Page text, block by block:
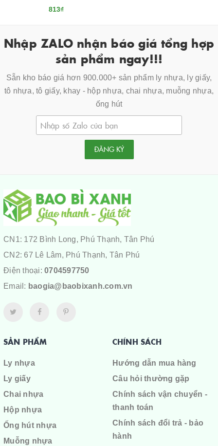
813₫
Nhập ZALO nhận báo giá tổng hợp
sản phẩm ngay!!!
Sẵn kho báo giá hơn 900.000+ sản phẩm ly nhựa, ly giấy,
tô nhựa, tô giấy, khay - hộp nhựa, chai nhựa, muỗng nhựa,
ống hút
ĐĂNG KÝ
CN1: 172 Bình Long, Phú Thạnh, Tân Phú
CN2: 67 Lê Lâm, Phú Thạnh, Tân Phú
Điện thoại: 0704597750
Email: baogia@baobixanh.com.vn
SẢN PHẨM
Ly nhựa
Ly giấy
Chai nhựa
Hộp nhựa
Ống hút nhựa
Muỗng nhựa
CHÍNH SÁCH
Hướng dẫn mua hàng
Câu hỏi thường gặp
Chính sách vận chuyển -
thanh toán
Chính sách đổi trả - bảo
hành